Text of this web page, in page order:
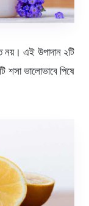
নয়। এই উপাদান ২টি
শসা ভালোভাবে পিষে